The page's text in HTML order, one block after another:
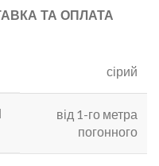
ТА ОПЛАТА
сірий
від 1-го метра
погонного